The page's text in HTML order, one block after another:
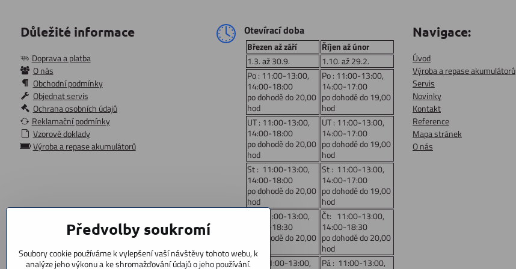
Důležité informace
Doprava a platba
O nás
Obchodní podmínky
Objednat servis
Ochrana osobních údajů
Reklamační podmínky
Vzorové doklady
Výroba a repase akumulátorů
Otevírací doba
Březen až září
Říjen až únor
1.3. až 30.9.
1.10. až 29.2.
Po : 11:00-13:00,
14:00-18:00
po dohodě do 20,00
hod
Po : 11:00-13:00,
14:00-17:00
po dohodě do 19,00
hod
UT : 11:00-13:00,
14:00-18:00
po dohodě do 20,00
hod
UT : 11:00-13:00,
14:00-17:00
po dohodě do 19,00
hod
St : 11:00-13:00,
14:00-18:00
po dohodě do 20,00
hod
St : 11:00-13:00,
14:00-17:00
po dohodě do 19,00
hod
Čt: 11:00-13:00,
14:00-18:30
po dohodě do 20,00
hod
Čt: 11:00-13:00,
14:00-18:30
po dohodě do 20,00
hod
Pá : 11:00-13:00,
Pá : 11:00-13:00,
Navigace:
Úvod
Výroba a repase akumulátorů
Servis
Novinky
Kontakt
Reference
Mapa stránek
O nás
Předvolby soukromí
Soubory cookie používáme k vylepšení vaší návštěvy tohoto webu, k
analýze jeho výkonu a ke shromažďování údajů o jeho používání.